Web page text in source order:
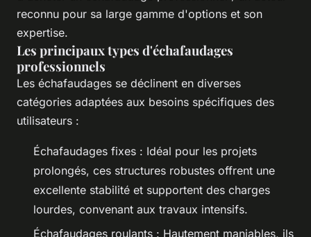
reconnu pour sa large gamme d'options et son
expertise.
Les principaux types d'échafaudages
professionnels
Les échafaudages se déclinent en diverses
catégories adaptées aux besoins spécifiques des
utilisateurs :
Échafaudages fixes : Idéal pour les projets
prolongés, ces structures robustes offrent une
excellente stabilité et supportent des charges
lourdes, convenant aux travaux intensifs.
Échafaudages roulants : Hautement maniables, ils